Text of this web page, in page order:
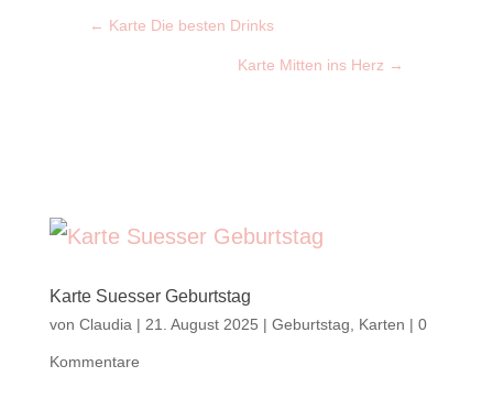
← Karte Die besten Drinks
Karte Mitten ins Herz →
Karte Suesser Geburtstag
von Claudia | 21. August 2025 | Geburtstag Karten | 0
Kommentare